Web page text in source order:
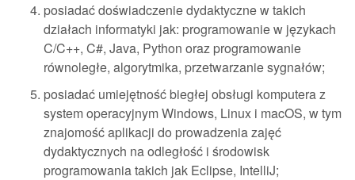
posiadać doświadczenie dydaktyczne w takich
działach informatyki jak: programowanie w językach
C/C++, C#, Java, Python oraz programowanie
równoległe, algorytmika, przetwarzanie sygnałów;
posiadać umiejętność biegłej obsługi komputera z
system operacyjnym Windows, Linux i macOS, w tym
znajomość aplikacji do prowadzenia zajęć
dydaktycznych na odległość i środowisk
programowania takich jak Eclipse, IntelliJ;